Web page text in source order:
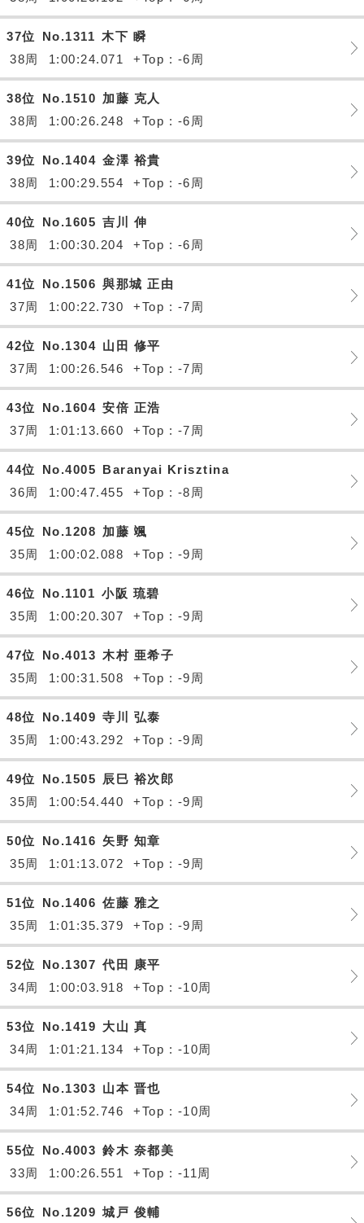
37位 No.1311 木下 瞬
38周
1:00:24.071 +Top : -6周
38位 No.1510 加藤 克人
38周
1:00:26.248 +Top : -6周
39位 No.1404 金澤 裕貴
38周
1:00:29.554 +Top : -6周
40位 No.1605 吉川 伸
38周
1:00:30.204 +Top : -6周
41位 No.1506 與那城 正由
37周
1:00:22.730 +Top : -7周
42位 No.1304 山田 修平
37周
1:00:26.546 +Top : -7周
43位 No.1604 安倍 正浩
37周
1:01:13.660 +Top : -7周
44位 No.4005 Baranyai Krisztina
36周
1:00:47.455 +Top : -8周
45位 No.1208 加藤 颯
35周
1:00:02.088 +Top : -9周
46位 No.1101 小阪 琉碧
35周
1:00:20.307 +Top : -9周
47位 No.4013 木村 亜希子
35周
1:00:31.508 +Top : -9周
48位 No.1409 寺川 弘泰
35周
1:00:43.292 +Top : -9周
49位 No.1505
辰巳 裕次郎
35周
1:00:54.440 +Top : -9周
50位 No.1416 矢野 知章
35周
1:01:13.072 +Top : -9周
51位 No.1406 佐藤 雅之
35周
1:01:35.379 +Top : -9周
52位 No.1307 代田 康平
34周
1:00:03.918 +Top : -10周
53位 No.1419 大山 真
34周
1:01:21.134 +Top : -10周
54位 No.1303 山本 晋也
34周
1:01:52.746 +Top : -10周
55位 No.4003 鈴木 奈都美
33周
1:00:26.551 +Top : -11周
56位 No.1209 城戸 俊輔